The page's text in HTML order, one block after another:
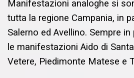
Manifestazioni analoghe si
tutta la regione Campania, in
Salerno ed Avellino. Sempre
le manifestazioni Aido di
Vetere, Piedimonte Matese e